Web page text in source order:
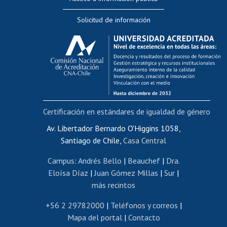
Editar Portafolio Académico
Evaluación docente
Calificación académica
Postulación al AUCAI
Funcionarias/os
Cursos internos de capacitación
Bienestar del personal
Portal de movilidad interna
Certificado de renta
Certificado de renta honorarios
Editar páginas blancas
Extranjeras/os
Revalidación y reconocimiento de títulos
Postulación al Programa de Movilidad Estudiantil
Solicitud de información
Av. Libertador Bernardo O'Higgins 1058,
Santiago de Chile, Casa Central
Campus: Andrés Bello | Beauchef| Dra.
Eloísa Díaz | Juan Gómez Millas | Sur |
más recintos
+56 2 29782000 | Teléfonos y correos |
Mapa del portal| Contacto
Certificación en estándares de igualdad de género